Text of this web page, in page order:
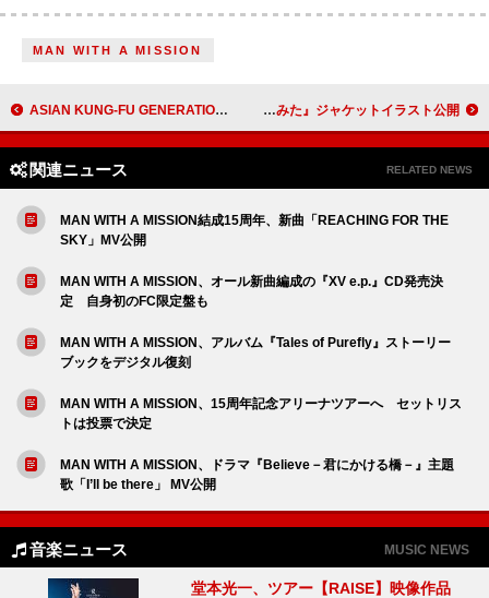
MAN WITH A MISSION
ASIAN KUNG-FU GENERATION、“バランス”を映像化した「ライフ イズ ビューティフル」MV公開 HoneyWorksの楽曲を声優陣がカバー、特別企画AL『ハニワ曲歌ってみた』ジャケットイラスト公開
関連ニュース RELATED NEWS
MAN WITH A MISSION結成15周年、新曲「REACHING FOR THE
SKY」MV公開
MAN WITH A MISSION、オール新曲編成の『XV e.p.』CD発売決
定 自身初のFC限定盤も
MAN WITH A MISSION、アルバム『Tales of Purefly』ストーリー
ブックをデジタル復刻
MAN WITH A MISSION、15周年記念アリーナツアーへ セットリス
トは投票で決定
MAN WITH A MISSION、ドラマ『Believe－君にかける橋－』主題
歌「I’ll be there」 MV公開
音楽ニュース MUSIC NEWS
堂本光一、ツアー【RAISE】映像作品